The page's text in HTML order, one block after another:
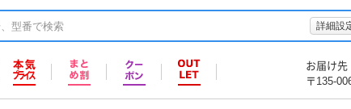
詳細設
お届け先
〒135-